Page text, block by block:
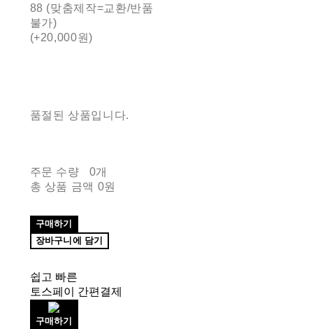
88 (맞춤제작=교환/반품
불가)
(+20,000원)
품절된 상품입니다.
주문 수량
0개
총 상품 금액 0원
구매하기
장바구니에 담기
쉽고 빠른
토스페이 간편결제
구매하기